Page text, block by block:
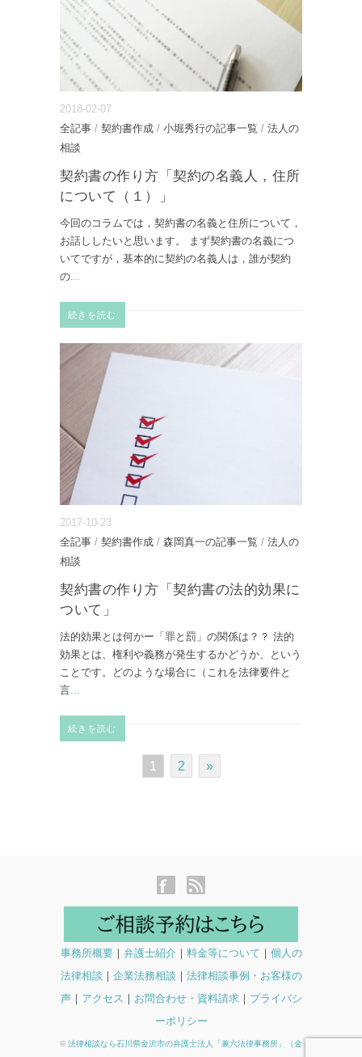
2018-02-07
全記事 / 契約書作成 / 小堀秀行の記事一覧 / 法人の
相談
契約書の作り方「契約の名義人，住所
について（１）」
今回のコラムでは，契約書の名義と住所について，
お話ししたいと思います。 まず契約書の名義につ
いてですが，基本的に契約の名義人は，誰が契約
の...
続きを読む
2017-10-23
全記事 / 契約書作成 / 森岡真一の記事一覧 / 法人の
相談
契約書の作り方「契約書の法的効果に
ついて」
法的効果とは何かー「罪と罰」の関係は？？ 法的
効果とは、権利や義務が発生するかどうか、という
ことです。どのような場合に（これを法律要件と
言...
続きを読む
1 2 »
事務所概要｜ 弁護士紹介 ｜ 料金等について ｜ 個人の
法律相談 ｜ 企業法務相談 ｜ 法律相談事例・お客様の
声｜ アクセス ｜ お問合わせ・資料請求｜ プライバシ
ーポリシー
© 法律相談なら石川県金沢市の弁護士法人「兼六法律事務所」（金